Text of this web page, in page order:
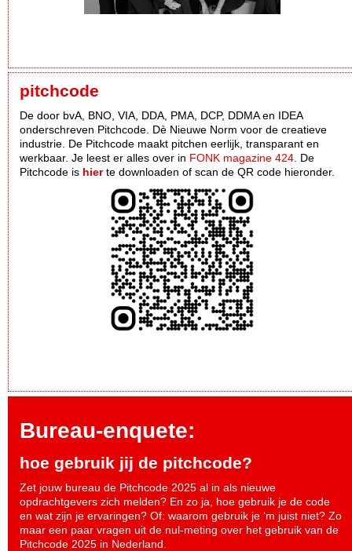
pitchcode
De door bvA, BNO, VIA, DDA, PMA, DCP, DDMA en IDEA
onderschreven Pitchcode. Dè Nieuwe Norm voor de creatieve
industrie. De Pitchcode maakt pitchen eerlijk, transparant en
werkbaar. Je leest er alles over in FONK magazine 424 . De
Pitchcode is hierte downloaden of scan de QR code hieronder.
Bureau-enquete:
hoe gebruik jij de pitchcode?
Zet jouw bureau de Pitchcode 2025 al in als nieuwe
opdrachtgevers zich melden? En zo ja, hoe gebruik je de code
en wat zijn je ervaringen? Of: waarom gebruik je ‘m juist niet? Zo
maar een paar vragen uit de nul-meting over het gebruik van de
Pitchcode 2025 in Nederland.